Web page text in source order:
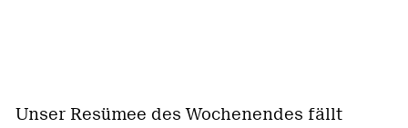
Unser Resümee des Wochenendes fällt